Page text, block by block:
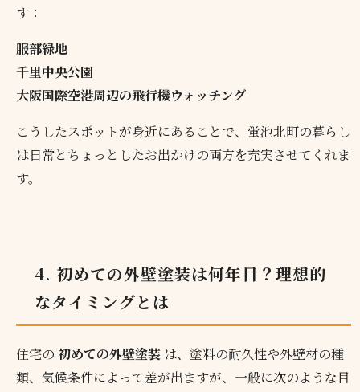
す：
服部緑地
千里中央公園
大阪国際空港周辺の飛行機ウォッチング
こうしたスポットが身近にあることで、蛍池北町の暮らし
は日常とちょっとしたお出かけの両方を充実させてくれま
す。
4. 初めての外壁塗装は何年目？理想的
なタイミングとは
住宅の初めての外壁塗装 は、塗料の耐久性や外壁材の種
類、気候条件によって差が出ますが、一般に次のような目